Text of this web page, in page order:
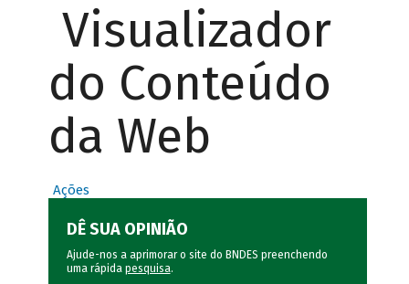
Visualizador
do Conteúdo
da Web
Ações
DÊ SUA OPINIÃO
Ajude-nos a aprimorar o site do BNDES preenchendo
uma rápida pesquisa.